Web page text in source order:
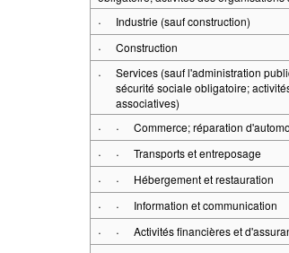
· Industrie (sauf construction)
·Construction
·Services (sauf l'administration
sécurité sociale obligatoire;
associatives)
· ·Commerce; réparation
· ·Transports et entreposage
· · Hébergement et restauration
· · Information et communication
· ·Activités financières et